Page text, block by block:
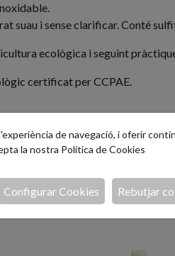
suau i sense clarificar. Conté
ecològica i seguint
certificat per CCPAE.
de navegació, i oferir
la nostra Política de Cookies
Rebutjar
Configurar Cookies